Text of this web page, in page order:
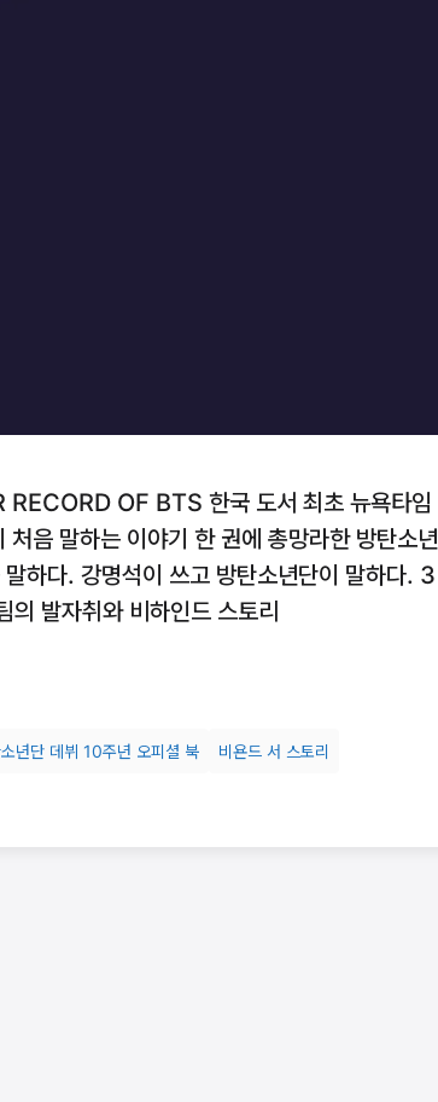
OF BTS 한국 도서 최초 뉴욕타임
음 말하는 이야기 한 권에 총망라한 방탄소년
하다. 강명석이 쓰고 방탄소년단이 말하다. 3
의 발자취와 비하인드 스토리
년단 데뷔 10주년 오피셜 북
비욘드 서 스토리